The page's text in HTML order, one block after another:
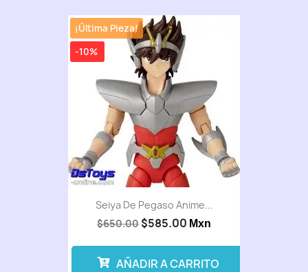
Seiya De Pegaso Anime...
$650.00 $585.00 Mxn
-10%
¡Última Pieza!
AÑADIR A CARRITO